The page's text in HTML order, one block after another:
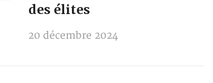
des élites
20 décembre 2024